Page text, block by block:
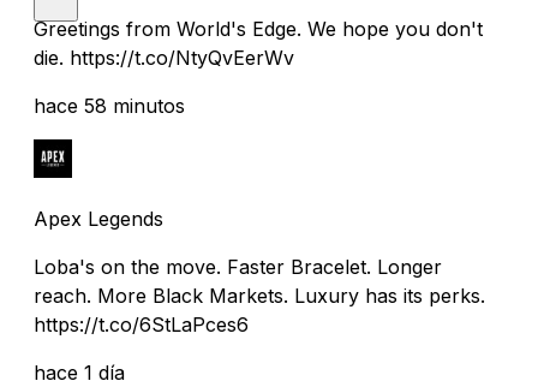
Greetings from World's Edge. We hope you don't
die. https://t.co/NtyQvEerWv
hace 58 minutos
Apex Legends
Loba's on the move. Faster Bracelet. Longer
reach. More Black Markets. Luxury has its perks.
https://t.co/6StLaPces6
hace 1 día